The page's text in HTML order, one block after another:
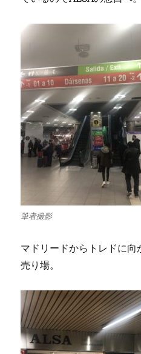
筆者撮影
マドリードからトレドに
売り場。